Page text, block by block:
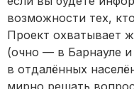
возможности тех,
Проект охватывает
(очно — в Барнауле
в отдалённых